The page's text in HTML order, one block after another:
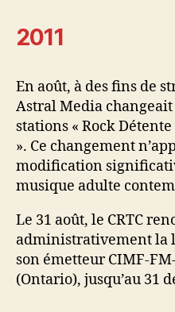
2011
En août, à des fins de
Astral Media changeait
stations « Rock
». Ce changement
modification
musique adulte
Le 31 août, le CRTC
administrativement la
son émetteur CIMF-
(Ontario), jusqu’au 31